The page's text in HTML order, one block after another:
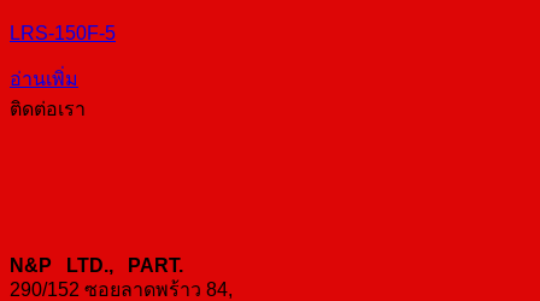
LRS-150F-5
อ่านเพิ่ม
ติดต่อเรา
N&P LTD., PART.
290/152 ซอยลาดพร้าว 84,